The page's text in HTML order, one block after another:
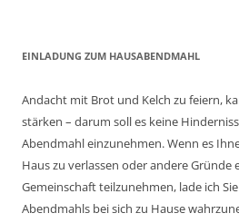
EINLADUNG ZUM HAUSABENDMAHL
Andacht mit Brot und Kelch zu feiern,
stärken – darum soll es keine
Abendmahl einzunehmen. Wenn es
Haus zu verlassen oder andere Gründe
Gemeinschaft teilzunehmen, lade ich
Abendmahls bei sich zu Hause